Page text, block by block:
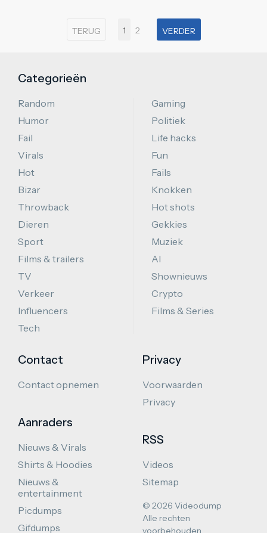
TERUG 1 2 VERDER
Categorieën
Random
Humor
Fail
Virals
Hot
Bizar
Throwback
Dieren
Sport
Films & trailers
TV
Verkeer
Influencers
Tech
Gaming
Politiek
Life hacks
Fun
Fails
Knokken
Hot shots
Gekkies
Muziek
AI
Shownieuws
Crypto
Films & Series
Contact
Contact opnemen
Aanraders
Nieuws & Virals
Shirts & Hoodies
Nieuws &
entertainment
Picdumps
Gifdumps
Privacy
Voorwaarden
Privacy
RSS
Videos
Sitemap
© 2026 Videodump
Alle rechten
voorbehouden